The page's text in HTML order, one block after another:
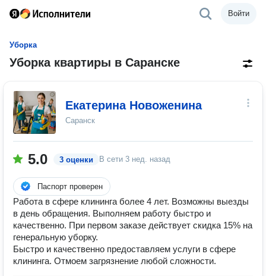
Войти
Уборка
Уборка квартиры в Саранске
Екатерина Новоженина
Саранск
5.0 3 оценки В сети 3 нед. назад
Паспорт проверен
Работа в сфере клининга более 4 лет. Возможны выезды
в день обращения. Выполняем работу быстро и
качественно. При первом заказе действует скидка 15% на
генеральную уборку.
Быстро и качественно предоставляем услуги в сфере
клининга. Отмоем загрязнение любой сложности.